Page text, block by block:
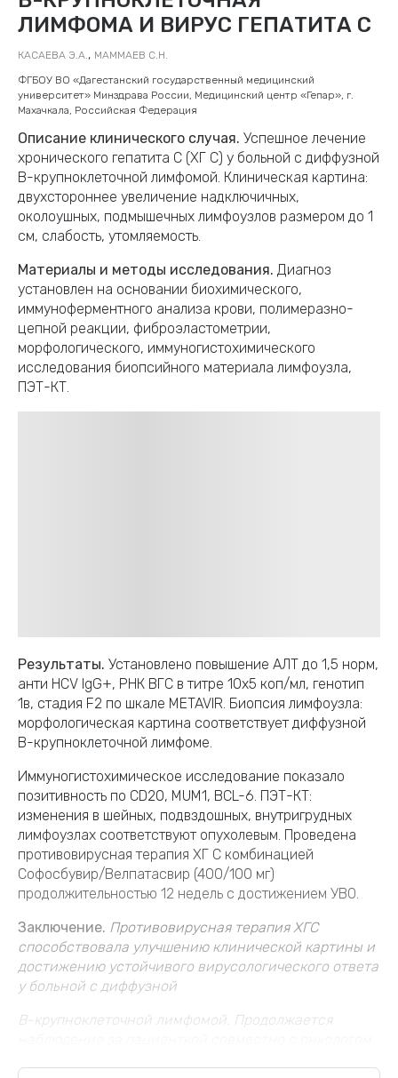
ЛИМФОМА И ВИРУС ГЕПАТИТА С
ФГБОУ ВО «Дагестанский государственный медицинский
университет» Минздрава России, Медицинский центр «Гепар», г.
Махачкала, Российская Федерация
Описание клинического случая. Успешное лечение
хронического гепатита С (ХГ С) у больной с диффузной
В-крупноклеточной лимфомой. Клиническая картина:
двухстороннее увеличение надключичных,
околоушных, подмышечных лимфоузлов размером до 1
см, слабость, утомляемость.
Материалы и методы исследования. Диагноз
установлен на основании биохимического,
иммуноферментного анализа крови, полимеразно-
цепной реакции, фиброэластометрии,
морфологического, иммуногистохимического
исследования биопсийного материала лимфоузла,
ПЭТ-КТ.
Результаты. Установлено повышение АЛТ до 1,5 норм,
анти HCV IgG+, РНК ВГС в титре 10х5 коп/мл, генотип
1в, стадия F2 по шкале METAVIR. Биопсия лимфоузла:
морфологическая картина соответствует диффузной
В-крупноклеточной лимфоме.
Иммуногистохимическое исследование показало
позитивность по CD20, MUM1, BCL-6. ПЭТ-КТ:
изменения в шейных, подвздошных, внутригрудных
лимфоузлах соответствуют опухолевым. Проведена
противовирусная терапия ХГ С комбинацией
Софосбувир/Велпатасвир (400/100 мг)
продолжительностью 12 недель с достижением УВО.
Заключение. Противовирусная терапия ХГС
способствовала улучшению клинической картины и
достижению устойчивого вирусологического ответа
у больной с диффузной
В-крупноклеточной лимфомой. Продолжается
КАСАЕВА Э.А., МАММАЕВ С.Н.